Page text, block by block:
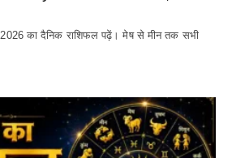
का दैनिक राशिफल पढ़ें। मेष से मीन तक सभी